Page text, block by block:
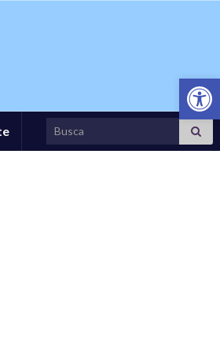
Abrir
Search for: